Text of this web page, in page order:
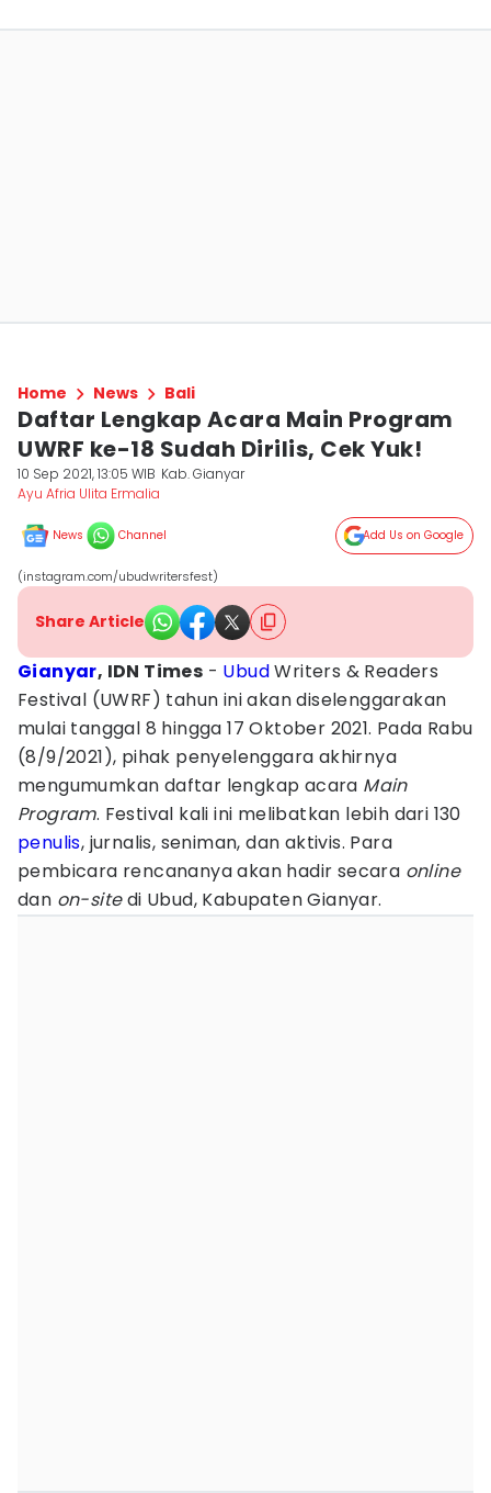
Home News Bali
Daftar Lengkap Acara Main Program
UWRF ke-18 Sudah Dirilis, Cek Yuk!
10 Sep 2021, 13:05 WIB Kab. Gianyar
Ayu Afria Ulita Ermalia
News Channel Add Us on Google
(instagram.com/ubudwritersfest)
Share Article
Gianyar, IDN Times - UbudWriters & Readers
Festival (UWRF) tahun ini akan diselenggarakan
mulai tanggal 8 hingga 17 Oktober 2021. Pada Rabu
(8/9/2021), pihak penyelenggara akhirnya
mengumumkan daftar lengkap acara Main
Program. Festival kali ini melibatkan lebih dari 130
penulis, jurnalis, seniman, dan aktivis. Para
pembicara rencananya akan hadir secara online
dan on-sitedi Ubud, Kabupaten Gianyar.